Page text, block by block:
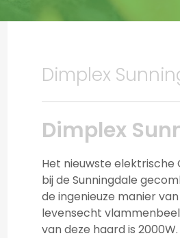
Dimplex
Dimplex
Het nieuwste
bij de Sunningdale
de ingenieuze manier
levensecht
van deze haard is 2000W.